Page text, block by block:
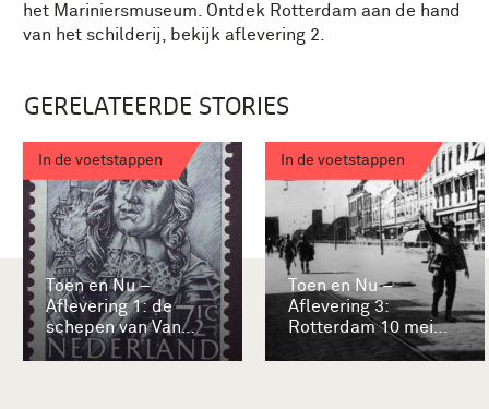
het Mariniersmuseum. Ontdek Rotterdam aan de hand
van het schilderij, bekijk aflevering 2.
GERELATEERDE STORIES
In de voetstappen
Toen en Nu –
Aflevering 1: de
schepen van Van
Ghent
In de voetstappen
Toen en Nu –
Aflevering 3:
Rotterdam 10 mei